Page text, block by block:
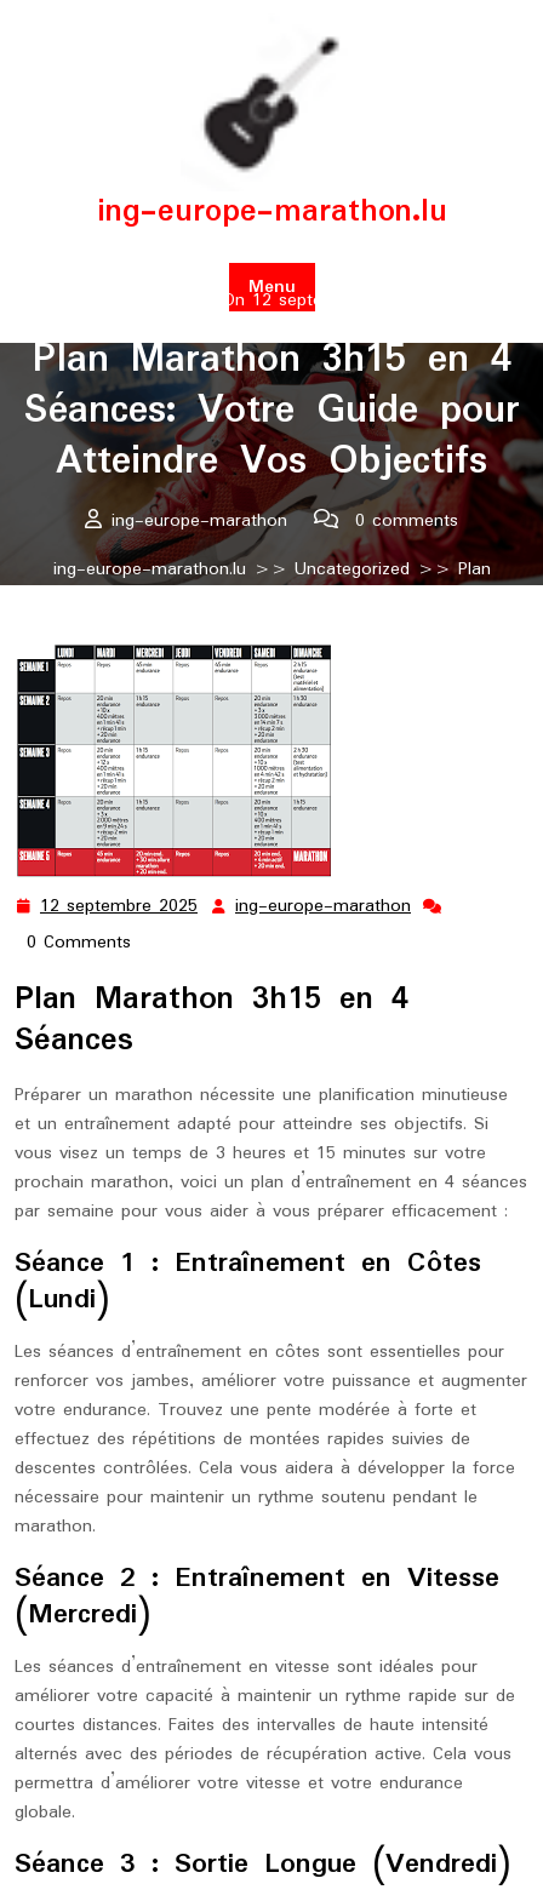
ing-europe-marathon.lu
Menu
Posted On 12 septembre 2025
Plan Marathon 3h15 en 4
Séances: Votre Guide pour
Atteindre Vos Objectifs
ing-europe-marathon
0 comments
ing-europe-marathon.lu >> Uncategorized >> Plan
12 septembre 2025 12 ing-europe-marathon ing-
0 Comments
Plan Marathon 3h15 en 4
Séances
Préparer un marathon nécessite une planification minutieuse
et un entraînement adapté pour atteindre ses objectifs. Si
vous visez un temps de 3 heures et 15 minutes sur votre
prochain marathon, voici un plan d’entraînement en 4 séances
par semaine pour vous aider à vous préparer efficacement :
Séance 1 : Entraînement en Côtes
(Lundi)
Les séances d’entraînement en côtes sont essentielles pour
renforcer vos jambes, améliorer votre puissance et augmenter
votre endurance. Trouvez une pente modérée à forte et
effectuez des répétitions de montées rapides suivies de
descentes contrôlées. Cela vous aidera à développer la force
nécessaire pour maintenir un rythme soutenu pendant le
marathon.
Séance 2 : Entraînement en Vitesse
(Mercredi)
Les séances d’entraînement en vitesse sont idéales pour
améliorer votre capacité à maintenir un rythme rapide sur de
courtes distances. Faites des intervalles de haute intensité
alternés avec des périodes de récupération active. Cela vous
permettra d’améliorer votre vitesse et votre endurance
globale.
Séance 3 : Sortie Longue (Vendredi)